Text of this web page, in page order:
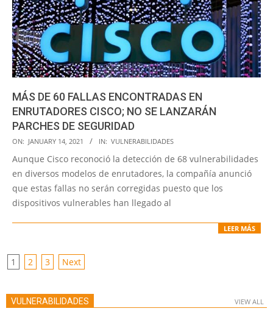
MÁS DE 60 FALLAS ENCONTRADAS EN
ENRUTADORES CISCO; NO SE LANZARÁN
PARCHES DE SEGURIDAD
2021-
01-
14
ON: JANUARY 14, 2021 IN: VULNERABILIDADES
Aunque Cisco reconoció la detección de 68 vulnerabilidades
en diversos modelos de enrutadores, la compañía anunció
que estas fallas no serán corregidas puesto que los
dispositivos vulnerables han llegado al
LEER MÁS
POSTS
1 2 3 Next
VULNERABILIDADES VIEW ALL